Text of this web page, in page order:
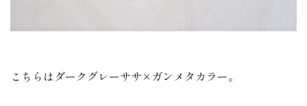
こちらはダークグレーササ×ガンメタカラー。